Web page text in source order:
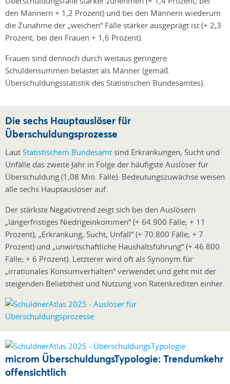
den Männern + 1,2 Prozent) und bei den Männern wiederum
die Zunahme der „weichen“ Fälle stärker ausgeprägt ist (+ 2,3
Prozent; bei den Frauen + 1,6 Prozent).
Frauen sind dennoch durch weitaus geringere
Schuldensummen belastet als Männer (gemäß
Überschuldungsstatistik des Statistischen Bundesamtes).
Die sechs Hauptauslöser für
Überschuldungsprozesse
Laut Statistischem Bundesamt sind Erkrankungen, Sucht und
Unfälle das zweite Jahr in Folge der häufigste Auslöser für
Überschuldung (1,08 Mio. Fälle). Bedeutungszuwächse weisen
alle sechs Hauptauslöser auf.
Der stärkste Negativtrend zeigt sich bei den Auslösern
„längerfristiges Niedrigeinkommen“ (+ 64.900 Fälle; + 11
Prozent), „Erkrankung, Sucht, Unfall“ (+ 70.800 Fälle; + 7
Prozent) und „unwirtschaftliche Haushaltsführung“ (+ 46.800
Fälle; + 6 Prozent). Letzterer wird oft als Synonym für
„irrationales Konsumverhalten“ verwendet und geht mit der
steigenden Beliebtheit und Nutzung von Ratenkrediten einher.
microm ÜberschuldungsTypologie: Trendumkehr
offensichtlich